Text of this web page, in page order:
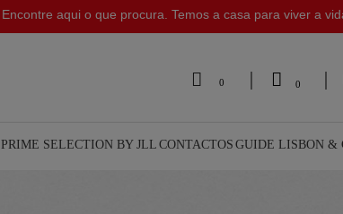
PRIME SELECTION BY JLL CONTACTOS GUIDE LISBON &
 0  0
Encontre aqui o que procura. Temos a casa para viver a